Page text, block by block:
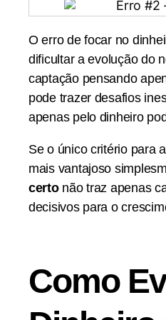
O erro de focar no
dificultar a evolução do
captação pensando
pode trazer desafios
apenas pelo dinheiro
Se o único critério para
mais vantajoso
certonão traz apenas
decisivos para o
Como